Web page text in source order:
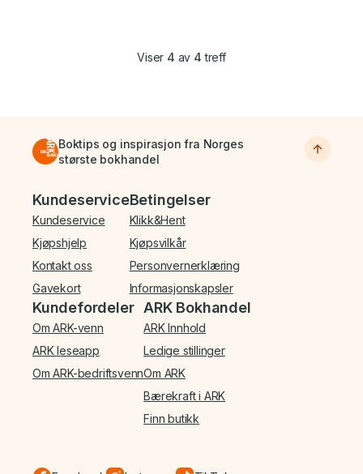
Viser 4 av 4 treff
Boktips og inspirasjon fra Norges
største bokhandel
Bunnmeny
Kundeservice
Kundeservice
Kjøpshjelp
Kontakt oss
Gavekort
Betingelser
Klikk&Hent
Kjøpsvilkår
Personvernerklæring
Informasjonskapsler
Kundefordeler
Om ARK-venn
ARK leseapp
Om ARK-bedriftsvenn
ARK Bokhandel
ARK Innhold
Ledige stillinger
Om ARK
Bærekraft i ARK
Finn butikk